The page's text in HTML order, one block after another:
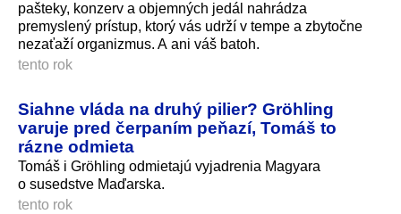
pašteky, konzerv a objemných jedál nahrádza
premyslený prístup, ktorý vás udrží v tempe a zbytočne
nezaťaží organizmus. A ani váš batoh.
tento rok
Siahne vláda na druhý pilier? Gröhling
varuje pred čerpaním peňazí, Tomáš to
rázne odmieta
Tomáš i Gröhling odmietajú vyjadrenia Magyara
o susedstve Maďarska.
tento rok